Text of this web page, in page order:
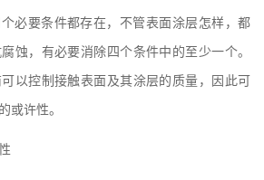
必要条件都存在，不管表面涂层怎样，都
蚀，有必要消除四个条件中的至少一个。
以控制接触表面及其涂层的质量，因此可
或许性。